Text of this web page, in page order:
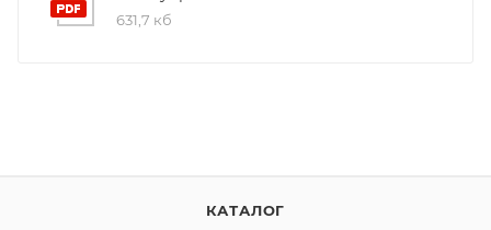
631,7 кб
КАТАЛОГ